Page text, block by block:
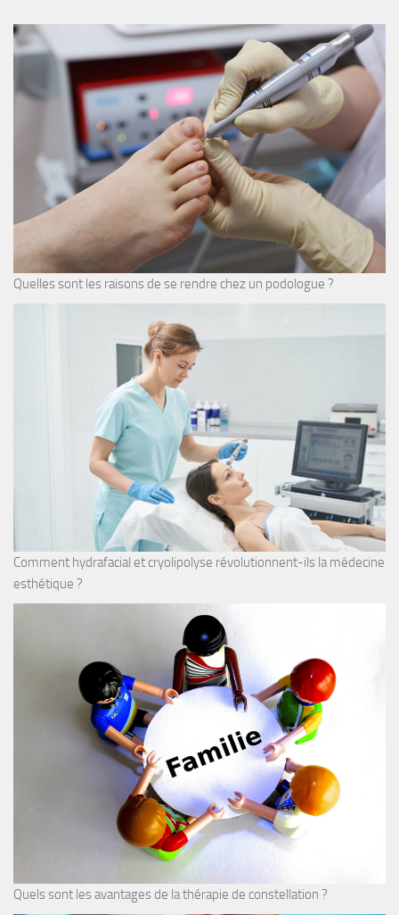
Quelles sont les raisons de se rendre chez un podologue ?
Comment hydrafacial et cryolipolyse révolutionnent-ils la médecine
esthétique ?
Quels sont les avantages de la thérapie de constellation ?